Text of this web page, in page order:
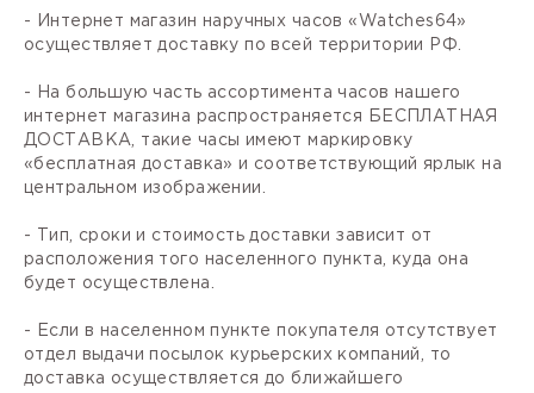
- Интернет магазин наручных часов «Watches64»
осуществляет доставку по всей территории РФ.
- На большую часть ассортимента часов нашего
интернет магазина распространяется БЕСПЛАТНАЯ
ДОСТАВКА, такие часы имеют маркировку
«бесплатная доставка» и соответствующий ярлык на
центральном изображении.
- Тип, сроки и стоимость доставки зависит от
расположения того населенного пункта, куда она
будет осуществлена.
- Если в населенном пункте покупателя отсутствует
отдел выдачи посылок курьерских компаний, то
доставка осуществляется до ближайшего